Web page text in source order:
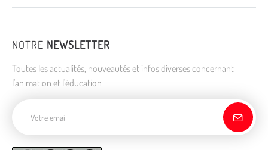
NOTRE NEWSLETTER
Toutes les actualités, nouveautés et infos diverses concernant
l'animation et l'éducation